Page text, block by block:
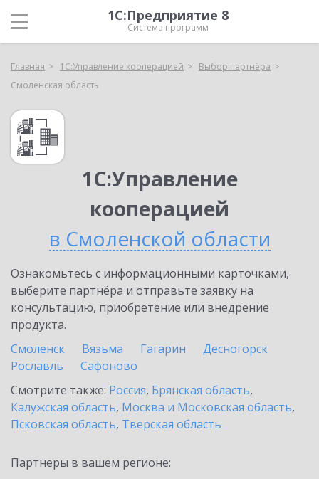
1С:Предприятие 8
Система программ
Главная 1С:Управление кооперацией
Выбор партнёра
Смоленская область
1С:Управление
кооперацией
в Смоленской области
Ознакомьтесь с информационными карточками,
выберите партнёра и отправьте заявку на
консультацию, приобретение или внедрение
продукта.
Смоленск
Вязьма Гагарин
Десногорск
Рославль
Сафоново
Смотрите также: Россия, Брянская область,
Калужская область, Москва и Московская область,
Псковская область, Тверская область
Партнеры в вашем регионе: